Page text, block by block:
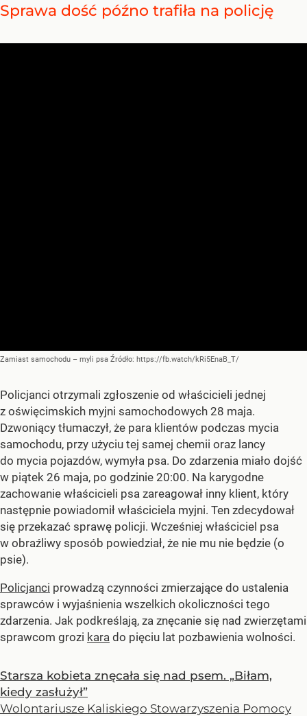
Sprawa dość późno trafiła na policję
Zamiast samochodu – myli psa Źródło: https://fb.watch/kRi5EnaB_T/
Policjanci otrzymali zgłoszenie od właścicieli jednej
z oświęcimskich myjni samochodowych 28 maja.
Dzwoniący tłumaczył, że para klientów podczas mycia
samochodu, przy użyciu tej samej chemii oraz lancy
do mycia pojazdów, wymyła psa. Do zdarzenia miało dojść
w piątek 26 maja, po godzinie 20:00. Na karygodne
zachowanie właścicieli psa zareagował inny klient, który
następnie powiadomił właściciela myjni. Ten zdecydował
się przekazać sprawę policji. Wcześniej właściciel psa
w obraźliwy sposób powiedział, że nie mu nie będzie (o
psie).
Policjanci prowadzą czynności zmierzające do ustalenia
sprawców i wyjaśnienia wszelkich okoliczności tego
zdarzenia. Jak podkreślają, za znęcanie się nad zwierzętami
sprawcom grozi kara do pięciu lat pozbawienia wolności.
Starsza kobieta znęcała się nad psem. „Biłam,
kiedy zasłużył”
Wolontariusze Kaliskiego Stowarzyszenia Pomocy